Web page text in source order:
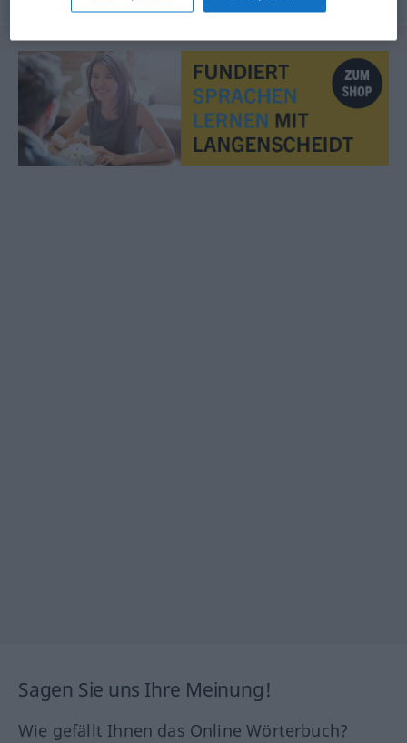
Sagen Sie uns Ihre Meinung!
Wie gefällt Ihnen das Online Wörterbuch?